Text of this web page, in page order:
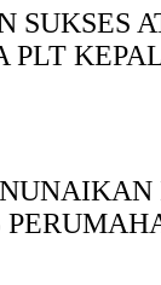
SUKSES
PLT